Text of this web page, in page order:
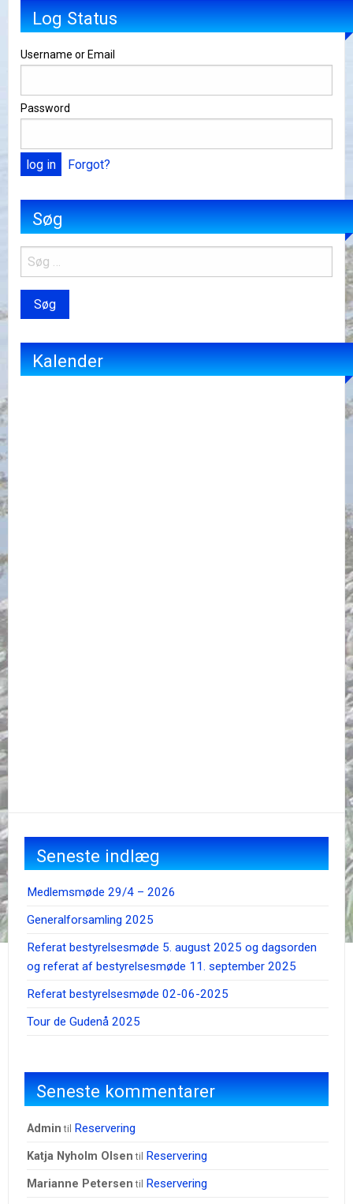
Log Status
Username or Email
Password
Forgot?
Søg
Kalender
Seneste indlæg
Medlemsmøde 29/4 – 2026
Generalforsamling 2025
Referat bestyrelsesmøde 5. august 2025 og dagsorden
og referat af bestyrelsesmøde 11. september 2025
Referat bestyrelsesmøde 02-06-2025
Tour de Gudenå 2025
Seneste kommentarer
admin til Reservering
Katja Nyholm Olsen til Reservering
Marianne Petersen til Reservering